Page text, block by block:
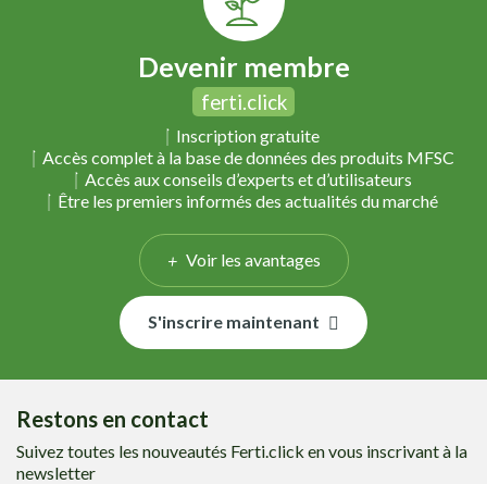
Devenir membre
ferti.click
Inscription gratuite
Accès complet à la base de données des produits MFSC
Accès aux conseils d’experts et d’utilisateurs
Être les premiers informés des actualités du marché
Voir les avantages
S'inscrire maintenant
Restons en contact
Suivez toutes les nouveautés Ferti.click en vous inscrivant à la
newsletter